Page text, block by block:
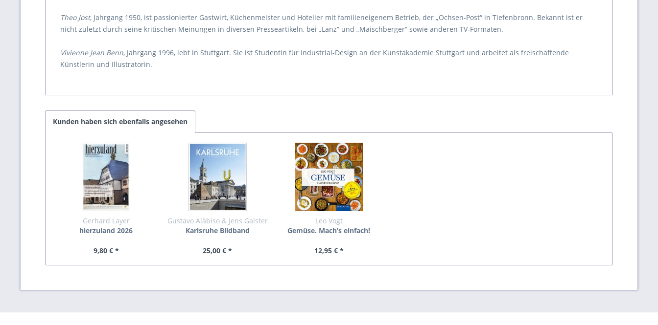
Theo Jost, Jahrgang 1950, ist passionierter Gastwirt, Küchenmeister und Hotelier mit familieneigenem Betrieb, der „Ochsen-Post“ in Tiefenbronn. Bekannt ist er
nicht zuletzt durch seine kritischen Meinungen in diversen Presseartikeln, bei „Lanz“ und „Maischberger“ sowie anderen TV-Formaten.
Vivienne Jean Benn, Jahrgang 1996, lebt in Stuttgart. Sie ist Studentin für Industrial-Design an der Kunstakademie Stuttgart und arbeitet als freischaffende
Künstlerin und Illustratorin.
Kunden haben sich ebenfalls angesehen
Gerhard Layer
hierzuland 2026
9,80 € *
Gustavo Alàbiso & Jens Galster
Karlsruhe Bildband
25,00 € *
Leo Vogt
Gemüse. Mach’s einfach!
12,95 € *